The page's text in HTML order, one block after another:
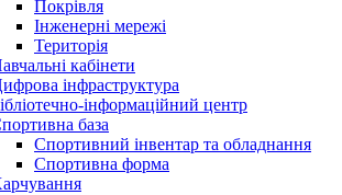
Покрівля
Інженерні мережі
Територія
кабінети
інфраструктура
інформаційний центр
база
Спортивний інвентар та обладнання
Спортивна форма